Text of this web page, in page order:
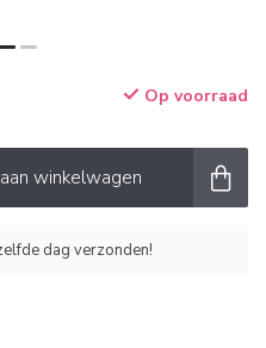
Op voorraad
winkelwagen
dag verzonden!